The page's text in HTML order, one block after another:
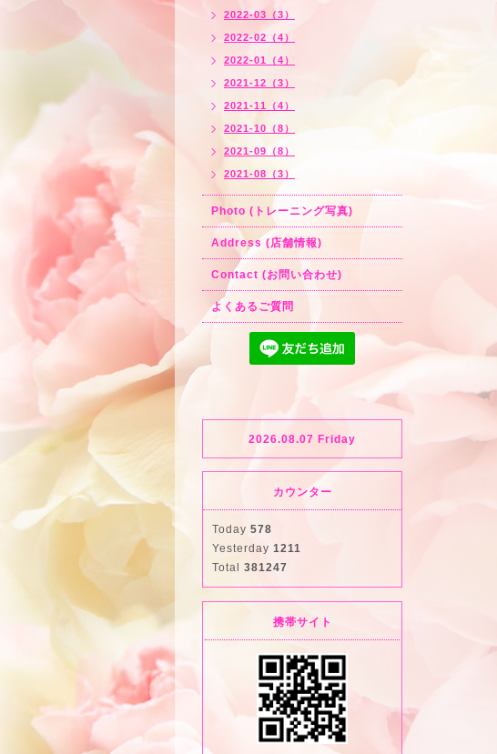
2022-03（3）
2022-02（4）
2022-01（4）
2021-12（3）
2021-11（4）
2021-10（8）
2021-09（8）
2021-08（3）
Photo (トレーニング写真)
Address (店舗情報)
Contact (お問い合わせ)
よくあるご質問
2026.08.07 Friday
カウンター
Today 578
Yesterday 1211
Total 381247
携帯サイト